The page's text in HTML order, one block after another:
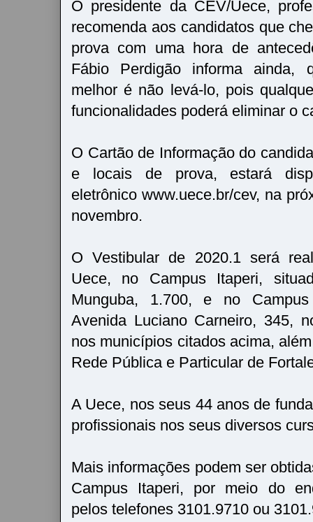
O presidente da CEV/Uece,
recomenda aos candidatos que
prova com uma hora de
Fábio Perdigão informa ainda,
melhor é não levá-lo, pois
funcionalidades poderá eliminar o
O Cartão de Informação do
e locais de prova, estará
eletrônico www.uece.br/cev, na
novembro.
O Vestibular de 2020.1 será
Uece, no Campus Itaperi,
Munguba, 1.700, e no
Avenida Luciano Carneiro, 345,
nos municípios citados acima,
Rede Pública e Particular de
A Uece, nos seus 44 anos de
profissionais nos seus diversos
Mais informações podem ser
Campus Itaperi, por meio do
pelos telefones 3101.9710 ou